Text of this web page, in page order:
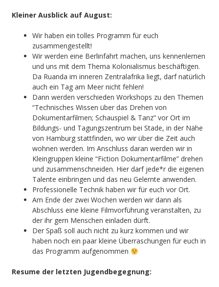
Kleiner Ausblick auf August:
Wir haben ein tolles Programm für euch
zusammengestellt!
Wir werden eine Berlinfahrt machen, uns kennenlernen
und uns mit dem Thema Kolonialismus beschäftigen.
Da Ruanda im inneren Zentralafrika liegt, darf natürlich
auch ein Tag am Meer nicht fehlen!
Dann werden verschieden Workshops zu den Themen
“Technisches Wissen über das Drehen von
Dokumentarfilmen; Schauspiel & Tanz” vor Ort im
Bildungs- und Tagungszentrum bei Stade, in der Nähe
von Hamburg stattfinden, wo wir über die Zeit auch
wohnen werden. Im Anschluss daran werden wir in
Kleingruppen kleine “Fiction Dokumentarfilme” drehen
und zusammenschneiden. Hier darf jede*r die eigenen
Talente einbringen und das neu Gelernte anwenden.
Professionelle Technik haben wir für euch vor Ort.
Am Ende der zwei Wochen werden wir dann als
Abschluss eine kleine Filmvorführung veranstalten, zu
der ihr gern Menschen einladen dürft.
Der Spaß soll auch nicht zu kurz kommen und wir
haben noch ein paar kleine Überraschungen für euch in
das Programm aufgenommen
Resume der letzten Jugendbegegnung: